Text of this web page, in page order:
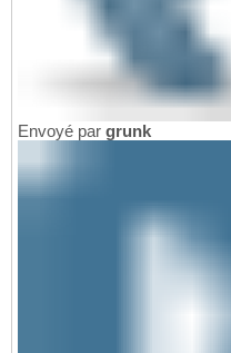
Envoyé par grunk